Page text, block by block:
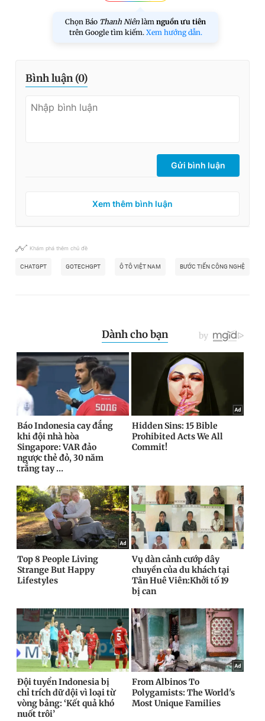
Chọn Báo Thanh Niên làm nguồn ưu tiên
trên Google tìm kiếm. Xem hướng dẫn.
Bình luận (0)
Gửi bình luận
Xem thêm bình luận
Khám phá thêm chủ đề
CHATGPT GOTECHGPT Ô TÔ VIỆT NAM BƯỚC TIẾN CÔNG NGHỆ